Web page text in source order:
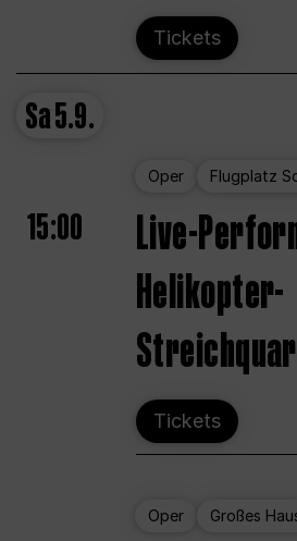
Tickets
Sa5.9.
Oper Flugplatz
15:00
Live-
Helikopter-
Tickets
Oper Großes